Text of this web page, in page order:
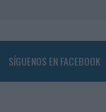
SÍGUENOS EN FACEBOOK